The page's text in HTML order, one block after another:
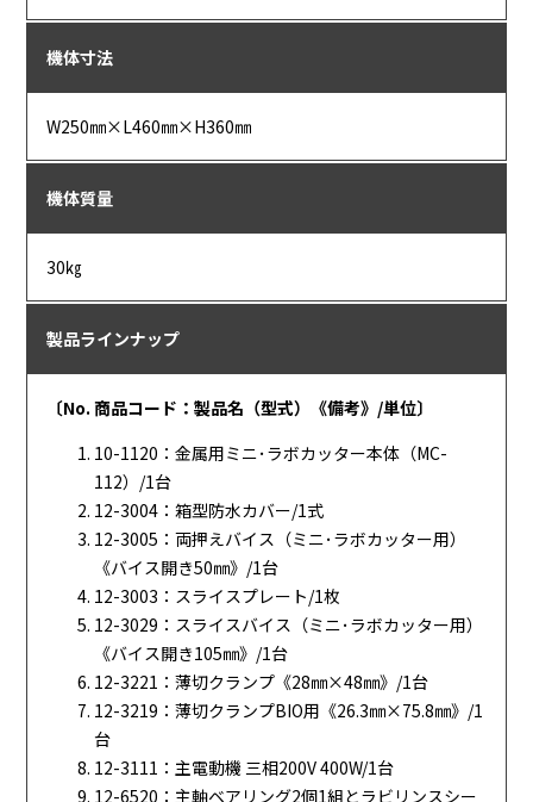
機体寸法
W250㎜×L460㎜×H360㎜
機体質量
30㎏
製品ラインナップ
〔No. 商品コード：製品名（型式）《備考》/単位〕
10-1120：金属用ミニ･ラボカッター本体（MC-
112）/1台
12-3004：箱型防水カバー/1式
12-3005：両押えバイス（ミニ･ラボカッター用）
《バイス開き50㎜》/1台
12-3003：スライスプレート/1枚
12-3029：スライスバイス（ミニ･ラボカッター用）
《バイス開き105㎜》/1台
12-3221：薄切クランプ《28㎜×48㎜》/1台
12-3219：薄切クランプBIO用《26.3㎜×75.8㎜》/1
台
12-3111：主電動機 三相200V 400W/1台
12-6520：主軸ベアリング2個1組とラビリンスシー